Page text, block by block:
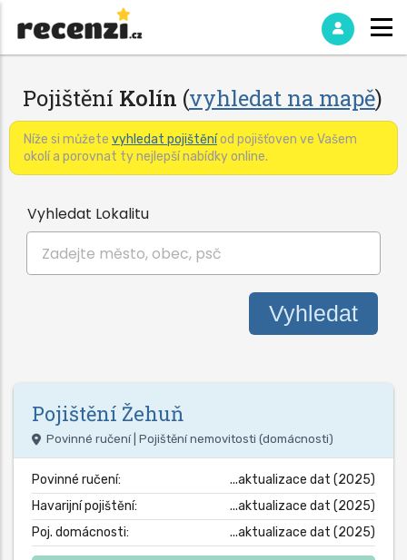
Pojištění Kolín (vyhledat na mapě)
Níže si můžete vyhledat pojištěníod pojišťoven ve Vašem
okolí a porovnat ty nejlepší nabídky online.
Vyhledat Lokalitu
Pojištění Žehuň
Povinné ručení | Pojištění nemovitosti (domácnosti)
Povinné ručení:
...aktualizace dat (2025)
Havarijní pojištění:
...aktualizace dat (2025)
Poj. domácnosti:
...aktualizace dat (2025)